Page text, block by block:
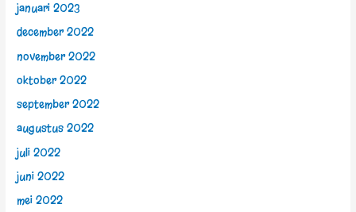
januari 2023
december 2022
november 2022
oktober 2022
september 2022
augustus 2022
juli 2022
juni 2022
mei 2022